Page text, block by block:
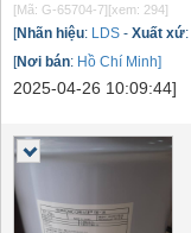
[Mã: G-65704-7][xem: 294]
[Nhãn hiệu: LDS - Xuất xứ:
[Nơi bán: Hồ Chí Minh]
2025-04-26 10:09:44]